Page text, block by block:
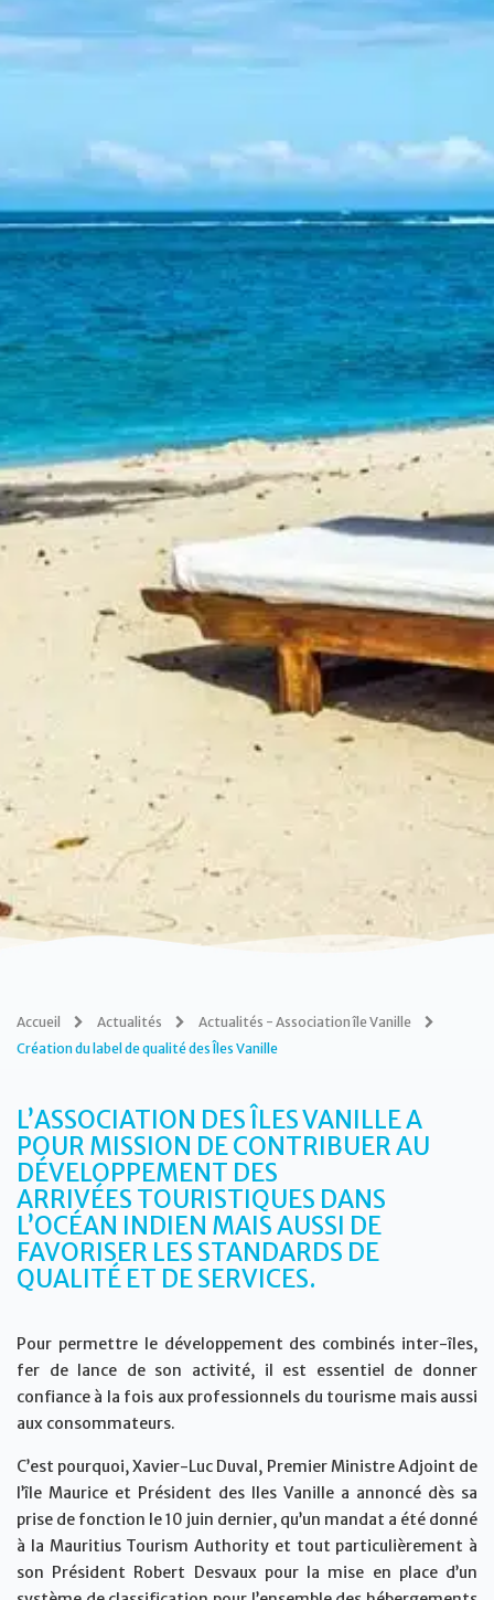
Accueil Actualités
Actualités - Association île Vanille
Création du label de qualité des Îles Vanille
L’ASSOCIATION DES ÎLES VANILLE A
POUR MISSION DE CONTRIBUER AU
DÉVELOPPEMENT DES
ARRIVÉES TOURISTIQUES DANS
L’OCÉAN INDIEN MAIS AUSSI DE
FAVORISER LES STANDARDS DE
QUALITÉ ET DE SERVICES.
Pour permettre le développement des combinés inter-îles,
fer de lance de son activité, il est essentiel de donner
confiance à la fois aux professionnels du tourisme mais aussi
aux consommateurs.
C’est pourquoi, Xavier-Luc Duval, Premier Ministre Adjoint de
l’île Maurice et Président des Iles Vanille a annoncé dès sa
prise de fonction le 10 juin dernier, qu’un mandat a été donné
à la Mauritius Tourism Authority et tout particulièrement à
son Président Robert Desvaux pour la mise en place d’un